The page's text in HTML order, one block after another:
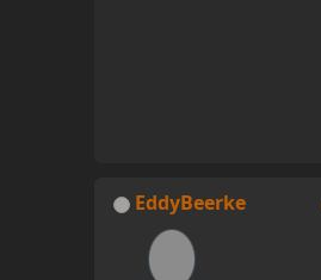
EddyBeerke